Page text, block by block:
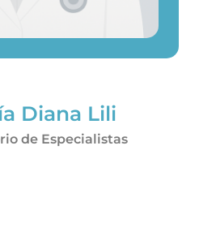
Diana Lili
de Especialistas